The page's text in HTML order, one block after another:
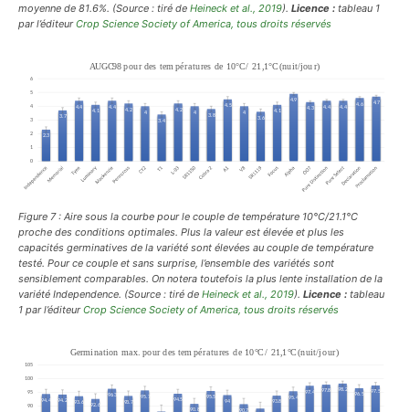
moyenne de 81.6%. (Source : tiré de Heineck et al., 2019). Licence : tableau 1
par l’éditeurCrop Science Society of America, tous droits réservés
Figure 7 : Aire sous la courbe pour le couple de température 10°C/21.1°C
proche des conditions optimales. Plus la valeur est élevée et plus les
capacités germinatives de la variété sont élevées au couple de température
testé. Pour ce couple et sans surprise, l’ensemble des variétés sont
sensiblement comparables. On notera toutefois la plus lente installation de la
variété Independence. (Source : tiré de Heineck et al., 2019). Licence : tableau
1 par l’éditeurCrop Science Society of America, tous droits réservés